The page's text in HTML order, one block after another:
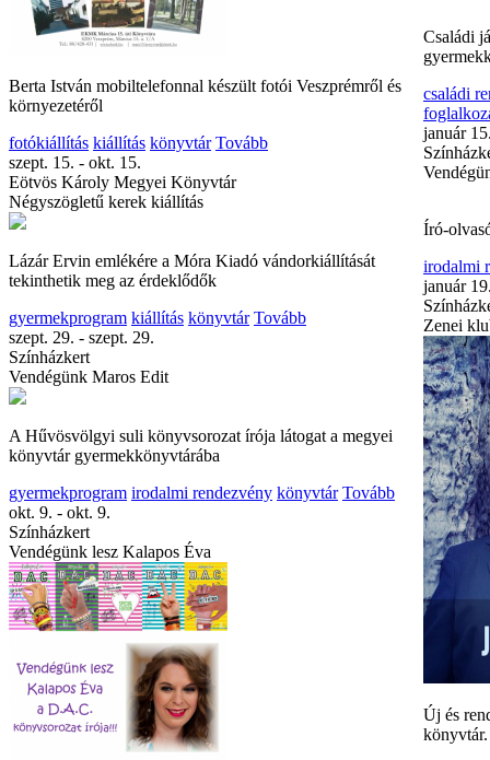
Berta István mobiltelefonnal készült fotói Veszprémről és
környezetéről
fotókiállítás kiállítás könyvtár Tovább
szept. 15. - okt. 15.
Eötvös Károly Megyei Könyvtár
Négyszögletű kerek kiállítás
Lázár Ervin emlékére a Móra Kiadó vándorkiállítását
tekinthetik meg az érdeklődők
gyermekprogram kiállítás könyvtár Tovább
szept. 29. - szept. 29.
Színházkert
Vendégünk Maros Edit
A Hűvösvölgyi suli könyvsorozat írója látogat a megyei
könyvtár gyermekkönyvtárába
gyermekprogram irodalmi rendezvény könyvtár Tovább
okt. 9. - okt. 9.
Színházkert
Vendégünk lesz Kalapos Éva
Családi
családi
január
Író-
irodalmi
január
Zenei
Új és
könyvtár.